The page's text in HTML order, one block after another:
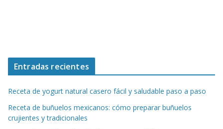
Entradas recientes
Receta de yogurt natural casero fácil y saludable paso a paso
Receta de buñuelos mexicanos: cómo preparar buñuelos
crujientes y tradicionales